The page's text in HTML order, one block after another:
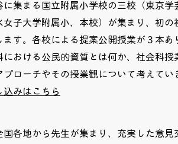
に集まる国立附属小学校の三校（東京学
女子大学附属小、本校）が集まり、初の
ます。各校による提案公開授業が３本あ
における公民的資質とは何か、社会科授
プローチやその授業観について考えてい
みはこちら
国各地から先生が集まり、充実した意見